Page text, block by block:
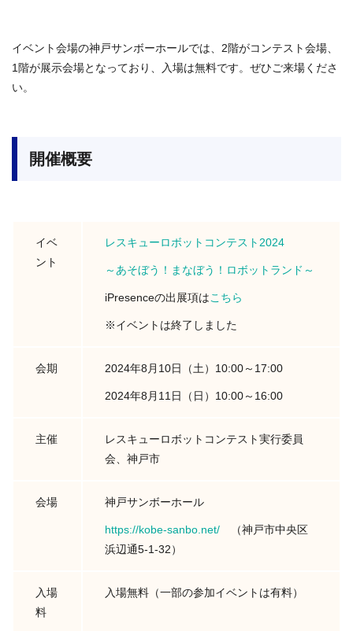
イベント会場の神戸サンボーホールでは、2階がコンテスト会場、
1階が展示会場となっており、入場は無料です。ぜひご来場くださ
い。
開催概要
イベ
ント
レスキューロボットコンテスト2024
～あそぼう！まなぼう！ロボットランド～
iPresenceの出展項はこちら
※イベントは終了しました
会期 2024年8月10日（土）10:00～17:00
2024年8月11日（日）10:00～16:00
主催
レスキューロボットコンテスト実行委員
会、神戸市
会場 神戸サンボーホール
https://kobe-sanbo.net/ （神戸市中央区
浜辺通5-1-32）
入場
料
入場無料（一部の参加イベントは有料）